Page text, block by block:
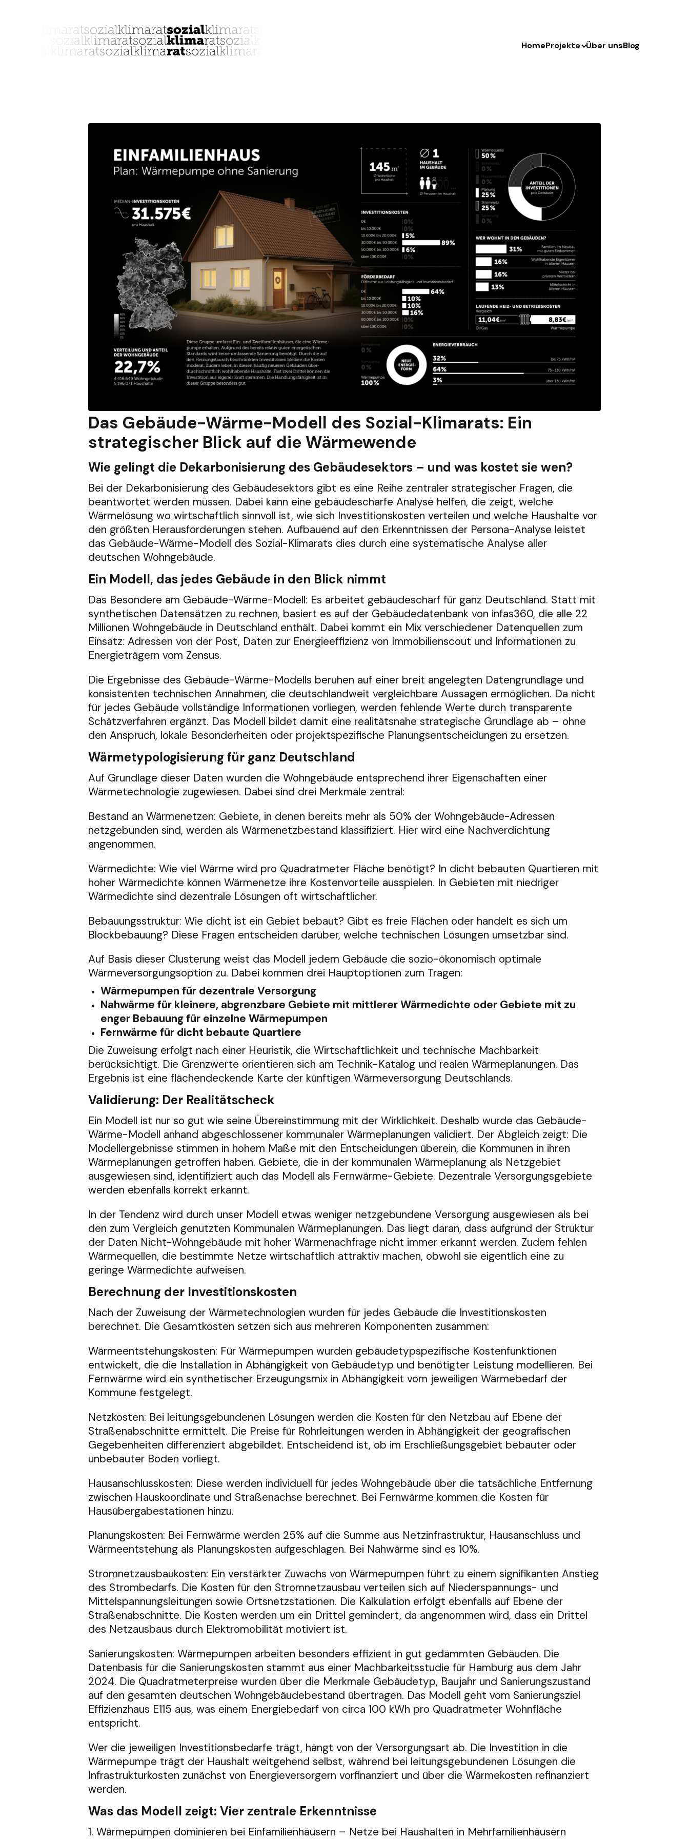
HomeProjekte Über unsBlog
Das Gebäude-Wärme-Modell des Sozial-Klimarats: Ein
strategischer Blick auf die Wärmewende
Wie gelingt die Dekarbonisierung des Gebäudesektors – und was kostet sie wen?
Bei der Dekarbonisierung des Gebäudesektors gibt es eine Reihe zentraler strategischer Fragen, die
beantwortet werden müssen. Dabei kann eine gebäudescharfe Analyse helfen, die zeigt, welche
Wärmelösung wo wirtschaftlich sinnvoll ist, wie sich Investitionskosten verteilen und welche Haushalte vor
den größten Herausforderungen stehen. Aufbauend auf den Erkenntnissen der Persona-Analyse leistet
das Gebäude-Wärme-Modell des Sozial-Klimarats dies durch eine systematische Analyse aller
deutschen Wohngebäude.
Ein Modell, das jedes Gebäude in den Blick nimmt
Das Besondere am Gebäude-Wärme-Modell: Es arbeitet gebäudescharf für ganz Deutschland. Statt mit
synthetischen Datensätzen zu rechnen, basiert es auf der Gebäudedatenbank von infas360, die alle 22
Millionen Wohngebäude in Deutschland enthält. Dabei kommt ein Mix verschiedener Datenquellen zum
Einsatz: Adressen von der Post, Daten zur Energieeffizienz von Immobilienscout und Informationen zu
Energieträgern vom Zensus.
Die Ergebnisse des Gebäude-Wärme-Modells beruhen auf einer breit angelegten Datengrundlage und
konsistenten technischen Annahmen, die deutschlandweit vergleichbare Aussagen ermöglichen. Da nicht
für jedes Gebäude vollständige Informationen vorliegen, werden fehlende Werte durch transparente
Schätzverfahren ergänzt. Das Modell bildet damit eine realitätsnahe strategische Grundlage ab – ohne
den Anspruch, lokale Besonderheiten oder projektspezifische Planungsentscheidungen zu ersetzen.
Wärmetypologisierung für ganz Deutschland
Auf Grundlage dieser Daten wurden die Wohngebäude entsprechend ihrer Eigenschaften einer
Wärmetechnologie zugewiesen. Dabei sind drei Merkmale zentral:
Bestand an Wärmenetzen: Gebiete, in denen bereits mehr als 50% der Wohngebäude-Adressen
netzgebunden sind, werden als Wärmenetzbestand klassifiziert. Hier wird eine Nachverdichtung
angenommen.
Wärmedichte: Wie viel Wärme wird pro Quadratmeter Fläche benötigt? In dicht bebauten Quartieren mit
hoher Wärmedichte können Wärmenetze ihre Kostenvorteile ausspielen. In Gebieten mit niedriger
Wärmedichte sind dezentrale Lösungen oft wirtschaftlicher.
Bebauungsstruktur: Wie dicht ist ein Gebiet bebaut? Gibt es freie Flächen oder handelt es sich um
Blockbebauung? Diese Fragen entscheiden darüber, welche technischen Lösungen umsetzbar sind.
Auf Basis dieser Clusterung weist das Modell jedem Gebäude die sozio-ökonomisch optimale
Wärmeversorgungsoption zu. Dabei kommen drei Hauptoptionen zum Tragen:
Wärmepumpen für dezentrale Versorgung
Nahwärme für kleinere, abgrenzbare Gebiete mit mittlerer Wärmedichte oder Gebiete mit zu
enger Bebauung für einzelne Wärmepumpen
Fernwärme für dicht bebaute Quartiere
Die Zuweisung erfolgt nach einer Heuristik, die Wirtschaftlichkeit und technische Machbarkeit
berücksichtigt. Die Grenzwerte orientieren sich am Technik-Katalog und realen Wärmeplanungen. Das
Ergebnis ist eine flächendeckende Karte der künftigen Wärmeversorgung Deutschlands.
Validierung: Der Realitätscheck
Ein Modell ist nur so gut wie seine Übereinstimmung mit der Wirklichkeit. Deshalb wurde das Gebäude-
Wärme-Modell anhand abgeschlossener kommunaler Wärmeplanungen validiert. Der Abgleich zeigt: Die
Modellergebnisse stimmen in hohem Maße mit den Entscheidungen überein, die Kommunen in ihren
Wärmeplanungen getroffen haben. Gebiete, die in der kommunalen Wärmeplanung als Netzgebiet
ausgewiesen sind, identifiziert auch das Modell als Fernwärme-Gebiete. Dezentrale Versorgungsgebiete
werden ebenfalls korrekt erkannt.
In der Tendenz wird durch unser Modell etwas weniger netzgebundene Versorgung ausgewiesen als bei
den zum Vergleich genutzten Kommunalen Wärmeplanungen. Das liegt daran, dass aufgrund der Struktur
der Daten Nicht-Wohngebäude mit hoher Wärmenachfrage nicht immer erkannt werden. Zudem fehlen
Wärmequellen, die bestimmte Netze wirtschaftlich attraktiv machen, obwohl sie eigentlich eine zu
geringe Wärmedichte aufweisen.
Berechnung der Investitionskosten
Nach der Zuweisung der Wärmetechnologien wurden für jedes Gebäude die Investitionskosten
berechnet. Die Gesamtkosten setzen sich aus mehreren Komponenten zusammen:
Wärmeentstehungskosten: Für Wärmepumpen wurden gebäudetypspezifische Kostenfunktionen
entwickelt, die die Installation in Abhängigkeit von Gebäudetyp und benötigter Leistung modellieren. Bei
Fernwärme wird ein synthetischer Erzeugungsmix in Abhängigkeit vom jeweiligen Wärmebedarf der
Kommune festgelegt.
Netzkosten: Bei leitungsgebundenen Lösungen werden die Kosten für den Netzbau auf Ebene der
Straßenabschnitte ermittelt. Die Preise für Rohrleitungen werden in Abhängigkeit der geografischen
Gegebenheiten differenziert abgebildet. Entscheidend ist, ob im Erschließungsgebiet bebauter oder
unbebauter Boden vorliegt.
Hausanschlusskosten: Diese werden individuell für jedes Wohngebäude über die tatsächliche Entfernung
zwischen Hauskoordinate und Straßenachse berechnet. Bei Fernwärme kommen die Kosten für
Hausübergabestationen hinzu.
Planungskosten: Bei Fernwärme werden 25% auf die Summe aus Netzinfrastruktur, Hausanschluss und
Wärmeentstehung als Planungskosten aufgeschlagen. Bei Nahwärme sind es 10%.
Stromnetzausbaukosten: Ein verstärkter Zuwachs von Wärmepumpen führt zu einem signifikanten Anstieg
des Strombedarfs. Die Kosten für den Stromnetzausbau verteilen sich auf Niederspannungs- und
Mittelspannungsleitungen sowie Ortsnetzstationen. Die Kalkulation erfolgt ebenfalls auf Ebene der
Straßenabschnitte. Die Kosten werden um ein Drittel gemindert, da angenommen wird, dass ein Drittel
des Netzausbaus durch Elektromobilität motiviert ist.
Sanierungskosten: Wärmepumpen arbeiten besonders effizient in gut gedämmten Gebäuden. Die
Datenbasis für die Sanierungskosten stammt aus einer Machbarkeitsstudie für Hamburg aus dem Jahr
2024. Die Quadratmeterpreise wurden über die Merkmale Gebäudetyp, Baujahr und Sanierungszustand
auf den gesamten deutschen Wohngebäudebestand übertragen. Das Modell geht vom Sanierungsziel
Effizienzhaus E115 aus, was einem Energiebedarf von circa 100 kWh pro Quadratmeter Wohnfläche
entspricht.
Wer die jeweiligen Investitionsbedarfe trägt, hängt von der Versorgungsart ab. Die Investition in die
Wärmepumpe trägt der Haushalt weitgehend selbst, während bei leitungsgebundenen Lösungen die
Infrastrukturkosten zunächst von Energieversorgern vorfinanziert und über die Wärmekosten refinanziert
werden.
Was das Modell zeigt: Vier zentrale Erkenntnisse
1. Wärmepumpen dominieren bei Einfamilienhäusern – Netze bei Haushalten in Mehrfamilienhäusern